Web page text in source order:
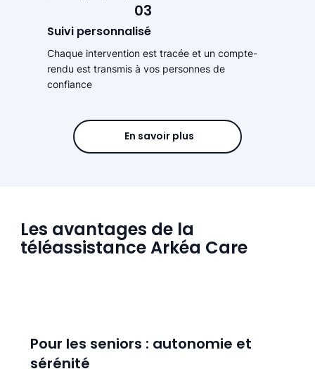
Les avantages de la
téléassistance Arkéa Care
Pour les seniors : autonomie et
sérénité
03
Suivi personnalisé
Chaque intervention est tracée et un compte-
rendu est transmis à vos personnes de
confiance
En savoir plus